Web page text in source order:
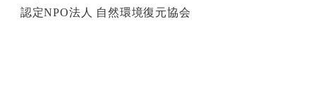
認定NPO法人 自然環境復元協会